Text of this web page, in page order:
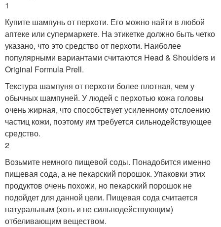
1
Купите шампунь от перхоти. Его можно найти в любой
аптеке или супермаркете. На этикетке должно быть четко
указано, что это средство от перхоти. Наиболее
популярными вариантами считаются Head & Shoulders и
Original Formula Prell.
Текстура шампуня от перхоти более плотная, чем у
обычных шампуней. У людей с перхотью кожа головы
очень жирная, что способствует усиленному отслоению
частиц кожи, поэтому им требуется сильнодействующее
средство.
2
Возьмите немного пищевой соды. Понадобится именно
пищевая сода, а не пекарский порошок. Упаковки этих
продуктов очень похожи, но пекарский порошок не
подойдет для данной цели. Пищевая сода считается
натуральным (хоть и не сильнодействующим)
отбеливающим веществом.